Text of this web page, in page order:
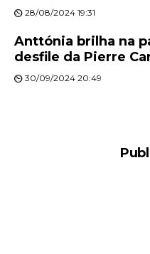
28/08/2024 19:31
Anttónia brilha na
desfile da Pierre
30/09/2024 20:49